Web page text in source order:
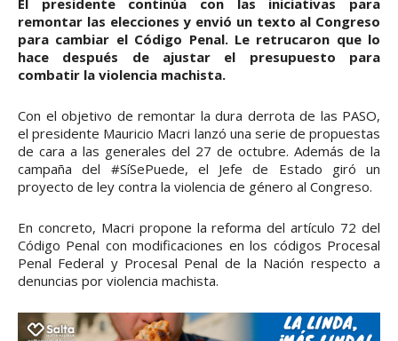
El presidente continúa con las iniciativas para
remontar las elecciones y envió un texto al Congreso
para cambiar el Código Penal. Le retrucaron que lo
hace después de ajustar el presupuesto para
combatir la violencia machista.
Con el objetivo de remontar la dura derrota de las PASO,
el presidente Mauricio Macri lanzó una serie de propuestas
de cara a las generales del 27 de octubre. Además de la
campaña del #SíSePuede, el Jefe de Estado giró un
proyecto de ley contra la violencia de género al Congreso.
En concreto, Macri propone la reforma del artículo 72 del
Código Penal con modificaciones en los códigos Procesal
Penal Federal y Procesal Penal de la Nación respecto a
denuncias por violencia machista.